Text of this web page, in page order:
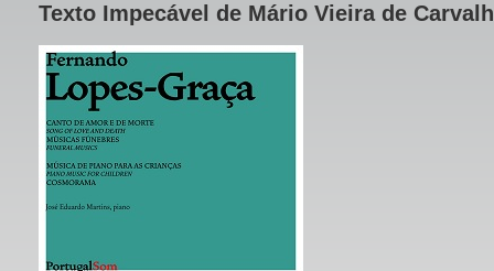
Texto Impecável de Mário Vieira de